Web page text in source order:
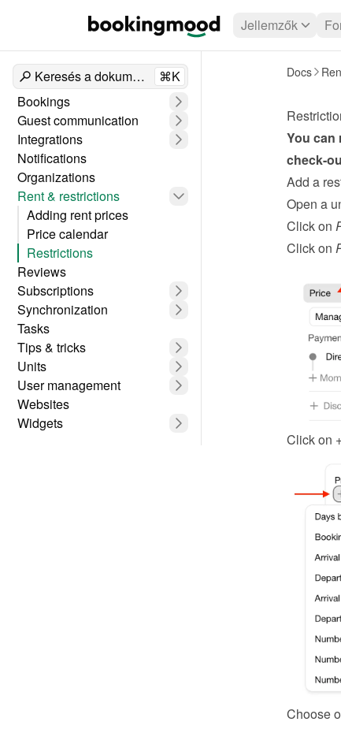
Jellemzők
Keresés a dokumentumokban
⌘K
Bookings
Guest communication
Integrations
Notifications
Organizations
Rent & restrictions
Adding rent prices
Price calendar
Restrictions
Reviews
Subscriptions
Synchronization
Tasks
Tips & tricks
Units
User management
Websites
Widgets
Docs
You can
check-
Add a
Open a
Click on
Click on
Click on
Choose